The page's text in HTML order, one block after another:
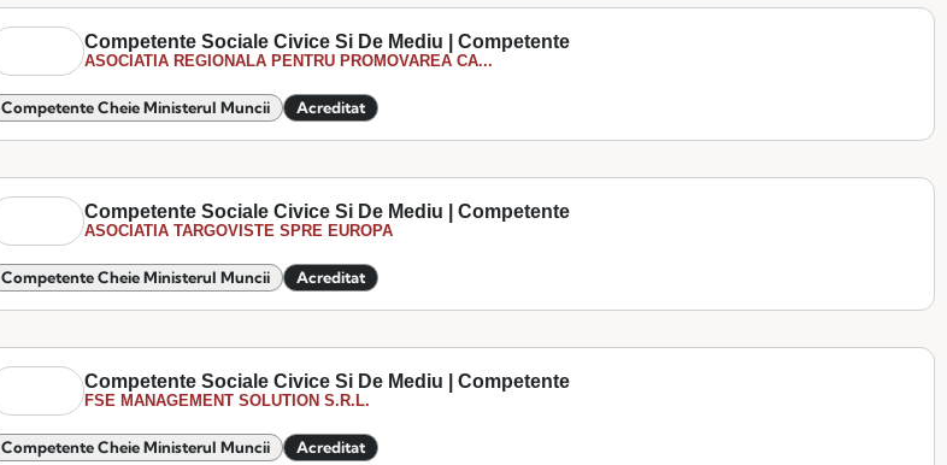
Competente Sociale Civice Si De Mediu | Competente
ASOCIATIA REGIONALA PENTRU PROMOVAREA CA...
Competente Cheie Ministerul Muncii Acreditat
Competente Sociale Civice Si De Mediu | Competente
ASOCIATIA TARGOVISTE SPRE EUROPA
Competente Cheie Ministerul Muncii Acreditat
Competente Sociale Civice Si De Mediu | Competente
FSE MANAGEMENT SOLUTION S.R.L.
Competente Cheie Ministerul Muncii Acreditat